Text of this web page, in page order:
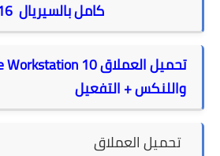
كامل بالسيريال 2016
واللنكس + التفعيل
تحميل العملاق